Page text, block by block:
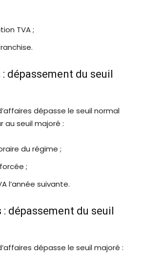
TVA ;
: dépassement du seuil
dépasse le seuil normal
au seuil majoré :
du régime ;
;
l’année suivante.
dépassement du seuil
dépasse le seuil majoré :